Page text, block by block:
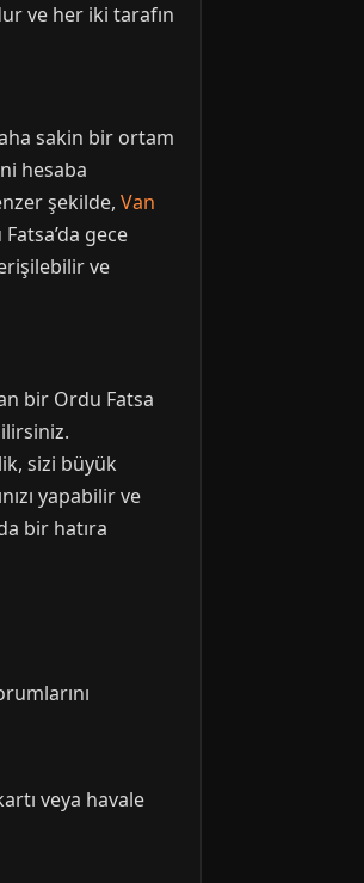
ve her iki tarafın
sakin bir ortam
hesaba
şekilde, Van
gece
ve
bir Ordu Fatsa
sizi büyük
yapabilir ve
bir hatıra
veya havale